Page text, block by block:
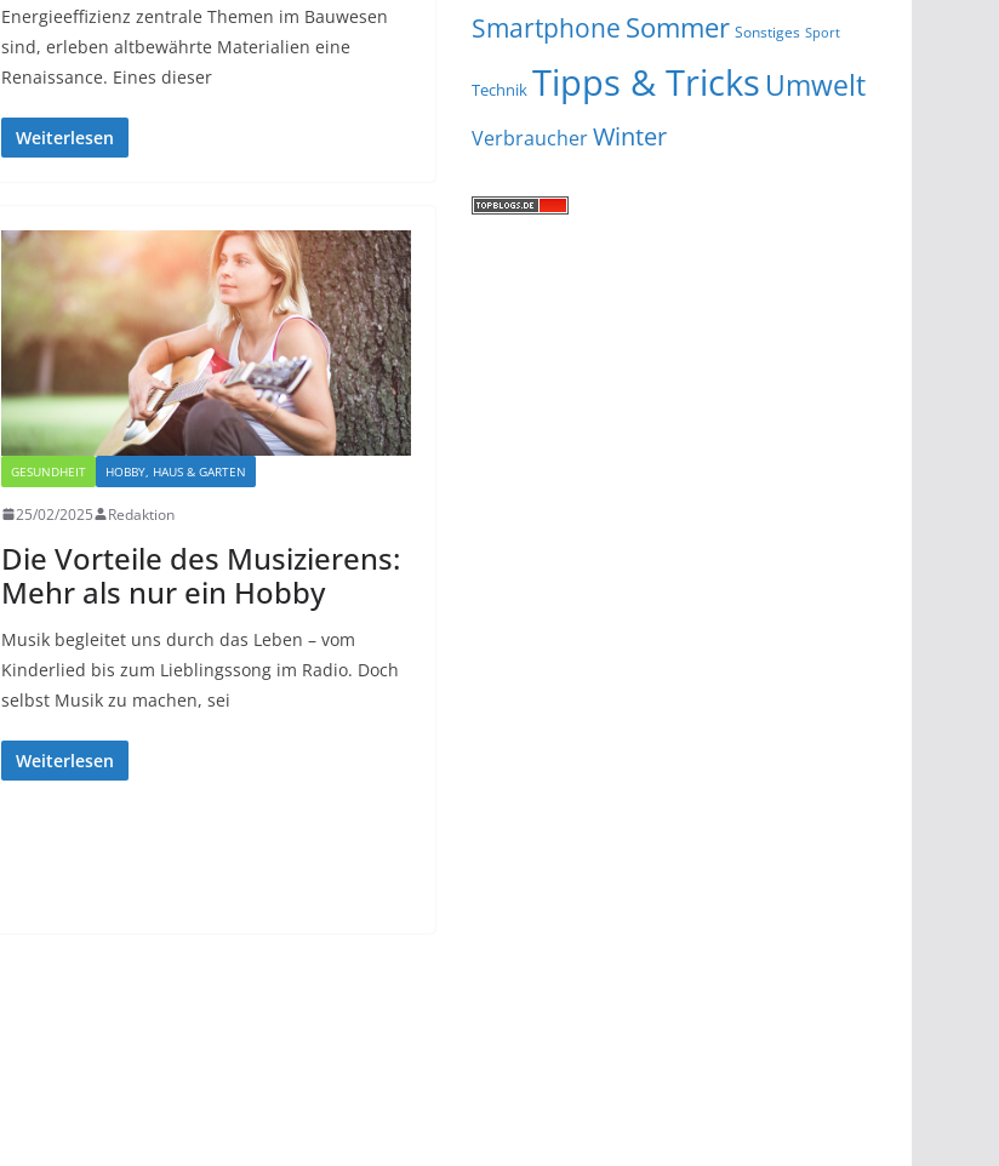
Energieeffizienz zentrale Themen im Bauwesen
sind, erleben altbewährte Materialien eine
Renaissance. Eines dieser
Weiterlesen
GESUNDHEIT HOBBY, HAUS & GARTEN
25/02/2025 Redaktion
Die Vorteile des Musizierens:
Mehr als nur ein Hobby
Musik begleitet uns durch das Leben – vom
Kinderlied bis zum Lieblingssong im Radio. Doch
selbst Musik zu machen, sei
Weiterlesen
Smartphone Sommer Sonstiges Sport
Technik Tipps & Tricks Umwelt
VerbraucherWinter